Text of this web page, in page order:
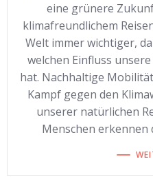
eine grünere
klimafreundlichem
Welt immer wichtiger,
welchen Einfluss
hat. Nachhaltige
Kampf gegen den
unserer natürlichen
Menschen